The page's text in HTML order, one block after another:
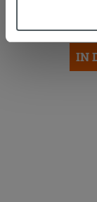
möchten oder
Zustimmung
„Cookies
die
IN